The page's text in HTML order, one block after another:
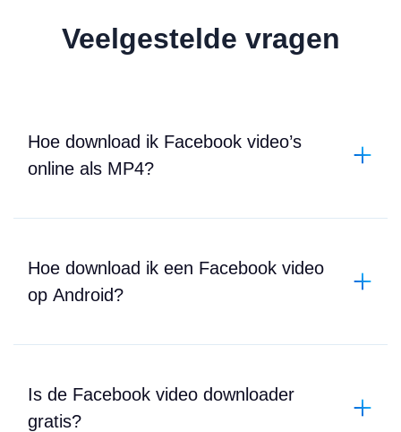
Veelgestelde vragen
Hoe download ik Facebook video’s
online als MP4?
Hoe download ik een Facebook video
op Android?
Is de Facebook video downloader
gratis?